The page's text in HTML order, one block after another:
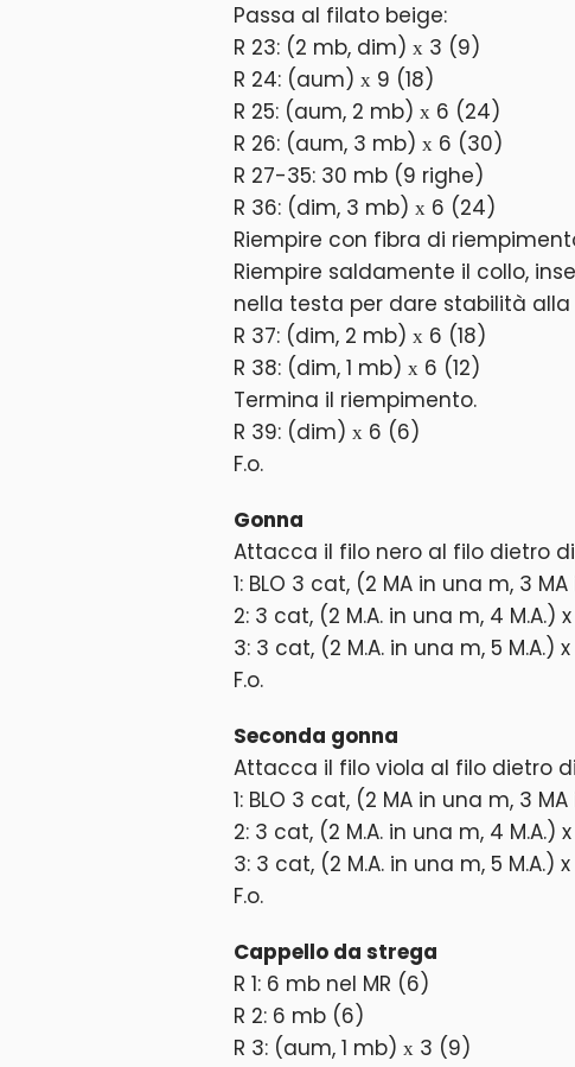
Passa al filato beige:
R 23: (2 mb, dim) х 3 (9)
R 24: (aum) х 9 (18)
R 25: (aum, 2 mb) х 6 (24)
R 26: (aum, 3 mb) х 6 (30)
R 27-35: 30 mb (9 righe)
R 36: (dim, 3 mb) х 6 (24)
Riempire con fibra di
Riempire saldamente il collo,
nella testa per dare stabilità
R 37: (dim, 2 mb) х 6 (18)
R 38: (dim, 1 mb) х 6 (12)
Termina il riempimento.
R 39: (dim) х 6 (6)
F.o.
Gonna
Attacca il filo nero al filo dietro di
1: BLO 3 cat, (2 MA in una m, 3
2: 3 cat, (2 M.A. in una m, 4 M.A.)
3: 3 cat, (2 M.A. in una m, 5 M.A.)
F.o.
Seconda gonna
Attacca il filo viola al filo dietro di
1: BLO 3 cat, (2 MA in una m, 3
2: 3 cat, (2 M.A. in una m, 4 M.A.)
3: 3 cat, (2 M.A. in una m, 5 M.A.)
F.o.
Cappello da strega
R 1: 6 mb nel MR (6)
R 2: 6 mb (6)
R 3: (aum, 1 mb) х 3 (9)